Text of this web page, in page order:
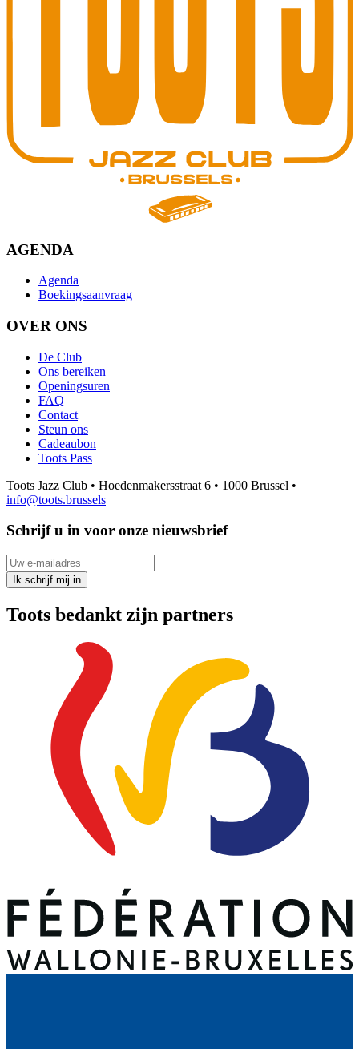
AGENDA
Agenda
Boekingsaanvraag
OVER ONS
De Club
Ons bereiken
Openingsuren
FAQ
Contact
Steun ons
Cadeaubon
Toots Pass
Toots Jazz Club • Hoedenmakersstraat 6 • 1000 Brussel •
info@toots.brussels
Schrijf u in voor onze nieuwsbrief
Uw e-mailadres
Ik schrijf mij in
Toots bedankt zijn partners